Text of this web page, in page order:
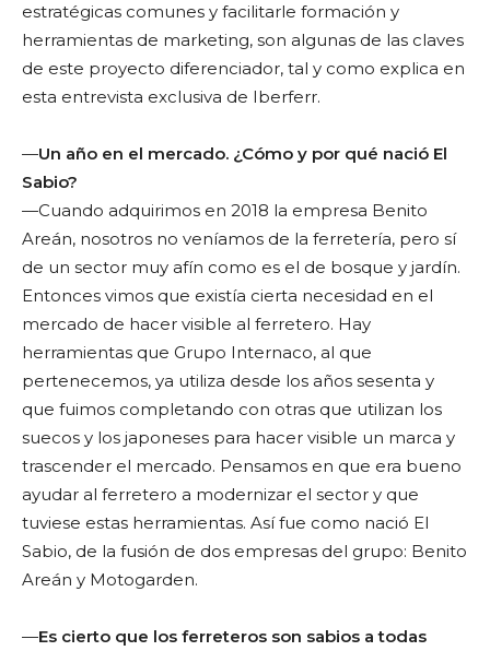
estratégicas comunes y facilitarle formación y
herramientas de marketing, son algunas de las claves
de este proyecto diferenciador, tal y como explica en
esta entrevista exclusiva de Iberferr.
—Un año en el mercado. ¿Cómo y por qué nació El
Sabio?
—Cuando adquirimos en 2018 la empresa Benito
Areán, nosotros no veníamos de la ferretería, pero sí
de un sector muy afín como es el de bosque y jardín.
Entonces vimos que existía cierta necesidad en el
mercado de hacer visible al ferretero. Hay
herramientas que Grupo Internaco, al que
pertenecemos, ya utiliza desde los años sesenta y
que fuimos completando con otras que utilizan los
suecos y los japoneses para hacer visible un marca y
trascender el mercado. Pensamos en que era bueno
ayudar al ferretero a modernizar el sector y que
tuviese estas herramientas. Así fue como nació El
Sabio, de la fusión de dos empresas del grupo: Benito
Areán y Motogarden.
—Es cierto que los ferreteros son sabios a todas